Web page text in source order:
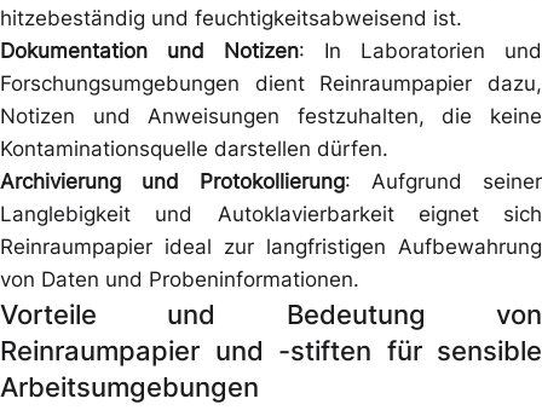
hitzebeständig und feuchtigkeitsabweisend ist.
Dokumentation und Notizen: In Laboratorien und
Forschungsumgebungen dient Reinraumpapier dazu,
Notizen und Anweisungen festzuhalten, die keine
Kontaminationsquelle darstellen dürfen.
Archivierung und Protokollierung: Aufgrund seiner
Langlebigkeit und Autoklavierbarkeit eignet sich
Reinraumpapier ideal zur langfristigen Aufbewahrung
von Daten und Probeninformationen.
Vorteile und Bedeutung von
Reinraumpapier und -stiften für sensible
Arbeitsumgebungen